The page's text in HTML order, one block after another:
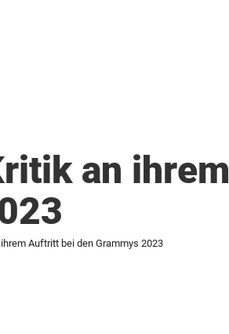
an ihrem
Auftritt bei den Grammys 2023